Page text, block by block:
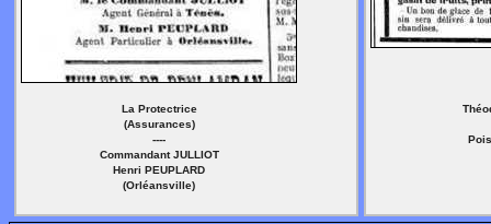
La Protectrice
(Assurances)
----
Commandant JULLIOT
Henri PEUPLARD
(Orléansville)